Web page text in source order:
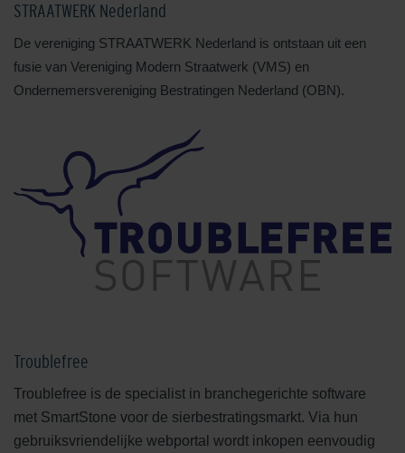
STRAATWERK Nederland
De vereniging STRAATWERK Nederland is ontstaan uit een
fusie van Vereniging Modern Straatwerk (VMS) en
Ondernemersvereniging Bestratingen Nederland (OBN).
Troublefree
Troublefree is de specialist in branchegerichte software
met SmartStone voor de sierbestratingsmarkt. Via hun
gebruiksvriendelijke webportal wordt inkopen eenvoudig